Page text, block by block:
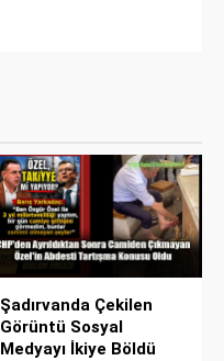
Şadırvanda Çekilen
Görüntü Sosyal
Medyayı İkiye Böldü